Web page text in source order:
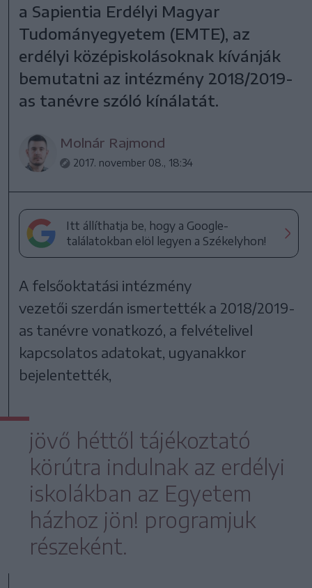
a Sapientia Erdélyi Magyar
Tudományegyetem (EMTE), az
erdélyi középiskolásoknak kívánják
bemutatni az intézmény 2018/2019-
as tanévre szóló kínálatát.
Molnár Rajmond
2017. november 08., 18:34
Itt állíthatja be, hogy a Google-
találatokban elöl legyen a Székelyhon!
A felsőoktatási intézmény
vezetői szerdán ismertették a 2018/2019-
as tanévre vonatkozó, a felvételivel
kapcsolatos adatokat, ugyanakkor
bejelentették,
jövő héttől tájékoztató
körútra indulnak az erdélyi
iskolákban az Egyetem
házhoz jön! programjuk
részeként.